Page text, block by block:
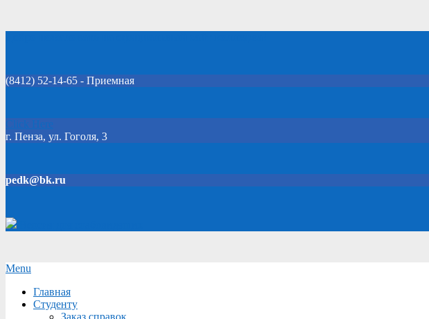
(8412) 52-14-65 - Приемная
Click Here
г. Пенза, ул. Гоголя, 3
pedk@bk.ru
Secondary
Menu
Menu
Главная
Студенту
Заказ справок